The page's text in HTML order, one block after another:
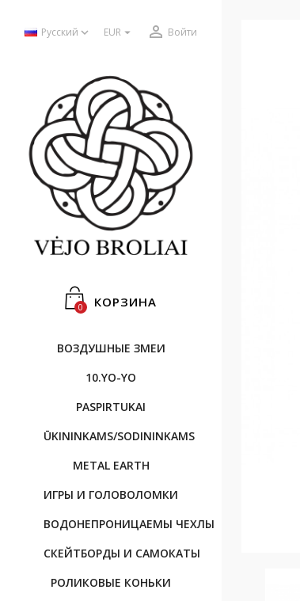
Русский  EUR   Войти
КОРЗИНА
0
ВОЗДУШНЫЕ ЗМЕИ
10.YO-YO
PASPIRTUKAI
ŪKININKAMS/SODININKAMS
METAL EARTH
ИГРЫ И ГОЛОВОЛОМКИ
BОДОНЕПРОНИЦАЕМЫ ЧЕХЛЫ
CКЕЙТБОРДЫ И САМОКАТЫ
РОЛИКОВЫЕ КОНЬКИ